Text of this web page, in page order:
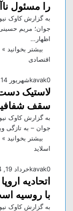
را مسئول
جوان؛ مریم
اظهار…
بیشتر بخوانید »
اقتصادی
kavakشهریور 14, 1404 0
لاستیک دست
سقف
جوان – به تازگی
بیشتر بخوانید »
اسلاید
kavakخرداد 19, 1404 0
اتحادیه
با روسیه